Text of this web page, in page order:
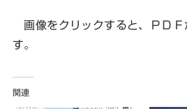
画像をクリックすると、ＰＤＦ
す。
関連